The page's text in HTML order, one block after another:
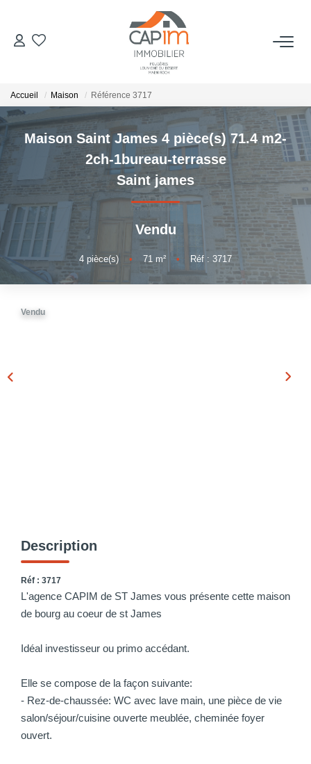
VENTES
ESTIMATION
NOTRE AGENCE
Qui Sommes Nous
Notre Équipe
Nous Rejoindre
Nos Actualités
Accueil Maison Référence 3717
Maison Saint James 4 pièce(s) 71.4 m2-
2ch-1bureau-terrasse
Saint james
Vendu
4 pièce(s) • 71 m² • Réf : 3717
Vendu
Description
Réf : 3717
L'agence CAPIM de ST James vous présente cette maison
de bourg au coeur de st James
Idéal investisseur ou primo accédant.
Elle se compose de la façon suivante:
- Rez-de-chaussée: WC avec lave main, une pièce de vie
salon/séjour/cuisine ouverte meublée, cheminée foyer
ouvert.